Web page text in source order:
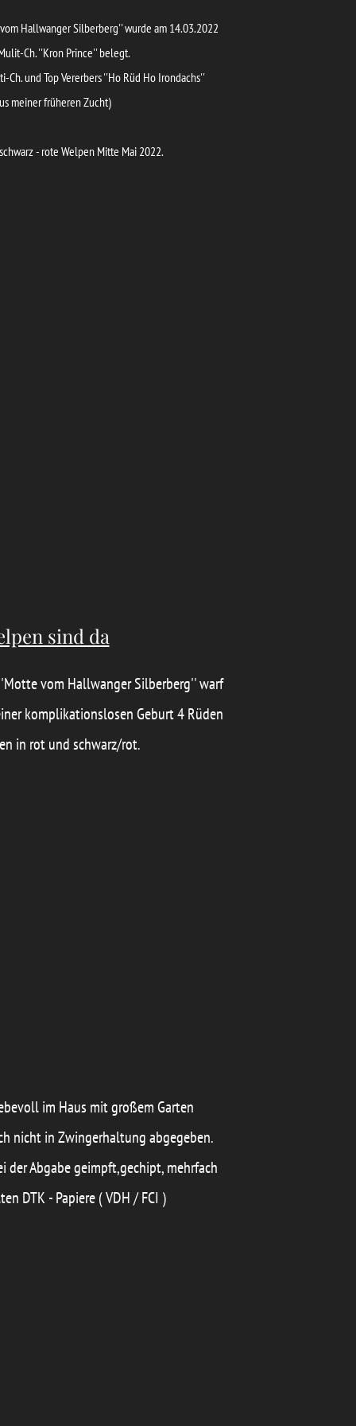
Hallwanger Silberberg'' wurde am 14.03.2022
Ch. ''Kron Prince'' belegt.
und Top Vererbers ''Ho Rüd Ho Irondachs''
meiner früheren Zucht)
- rote Welpen Mitte Mai 2022.
sind da
vom Hallwanger Silberberg'' warf
komplikationslosen Geburt 4 Rüden
in rot und schwarz/rot.
im Haus mit großem Garten
nicht in Zwingerhaltung abgegeben.
der Abgabe geimpft,gechipt, mehrfach
DTK - Papiere ( VDH / FCI )